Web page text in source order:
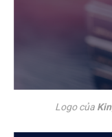
Logo của